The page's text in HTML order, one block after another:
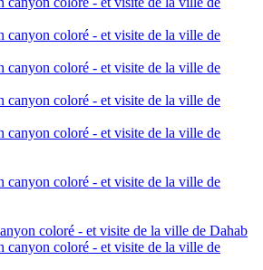
coloré - et visite de la ville de Dahab